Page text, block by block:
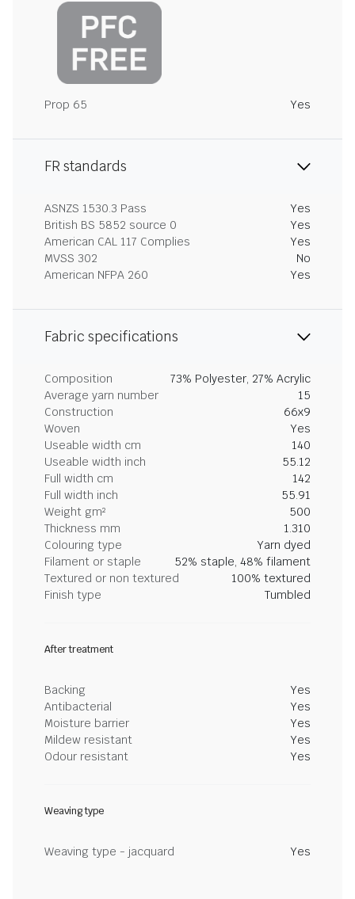
Prop 65 Yes
FR standards
ASNZS 1530.3 Pass
Yes
British BS 5852 source 0
Yes
American CAL 117 Complies
Yes
MVSS 302
No
American NFPA 260
Yes
Fabric specifications
Composition
73% Polyester, 27% Acrylic
Average yarn number
15
Construction
66x9
Woven
Yes
Useable width cm
140
Useable width inch
55.12
Full width cm
142
Full width inch
55.91
Weight gm²
500
Thickness mm
1.310
Colouring type
Yarn dyed
Filament or staple
52% staple, 48% filament
Textured or non textured
100% textured
Finish type
Tumbled
After treatment
Backing
Yes
Antibacterial
Yes
Moisture barrier
Yes
Mildew resistant
Yes
Odour resistant
Yes
Weaving type
Weaving type - jacquard Yes